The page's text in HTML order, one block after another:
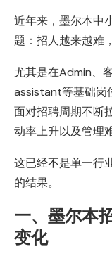
近年来，墨尔本中
题：招人越来越难
尤其是在Admin、
assistant等基础岗
面对招聘周期不断
动率上升以及管理
这已经不是单一行
的结果。
一、墨尔本
变化